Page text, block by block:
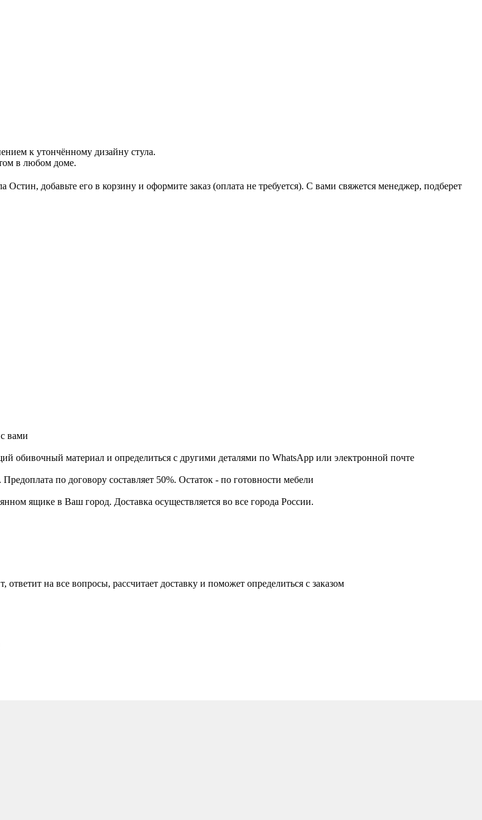
к утончённому дизайну стула.
в любом доме.
Остин, добавьте его в корзину и оформите заказ (оплата не требуется). С вами свяжется менеджер, подберет
вами
обивочный материал и определиться с другими деталями по WhatsApp или электронной почте
по договору составляет 50%. Остаток - по готовности мебели
ящике в Ваш город. Доставка осуществляется во все города России.
на все вопросы, рассчитает доставку и поможет определиться с заказом